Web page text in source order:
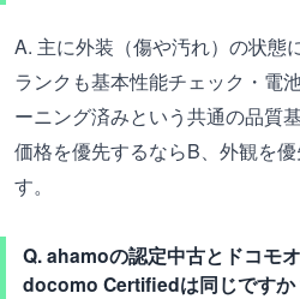
A. 主に外装（傷や汚れ）の状態
ランクも基本性能チェック・電
ーニング済みという共通の品質
価格を優先するならB、外観を
す。
Q. ahamoの認定中古とドコモ
docomo Certifiedは同じですか